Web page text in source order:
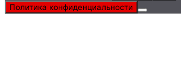
Политика конфиденциальности